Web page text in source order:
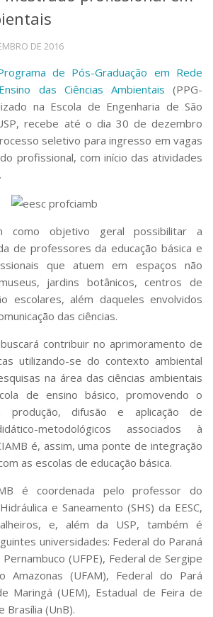
e Projetos em Rede
e Cursos
Interativos
e Prevenção
e Financeiro
DE 2016
de Pós-Graduação em Rede
das Ciências Ambientais (PPG-
na Escola de Engenharia de São
recebe até o dia 30 de dezembro
seletivo para ingresso em vagas
profissional, com início das atividades
como objetivo geral possibilitar a
de professores da educação básica e
que atuem em espaços não
jardins botânicos, centros de
escolares, além daqueles envolvidos
das ciências.
contribuir no aprimoramento de
utilizando-se do contexto ambiental
na área das ciências ambientais
de ensino básico, promovendo o
produção, difusão e aplicação de
metodológicos associados à
é, assim, uma ponte de integração
as escolas de educação básica.
é coordenada pelo professor do
e Saneamento (SHS) da EESC,
e, além da USP, também é
universidades: Federal do Paraná
(UFPE), Federal de Sergipe
Amazonas (UFAM), Federal do Pará
Maringá (UEM), Estadual de Feira de
Brasília (UnB).